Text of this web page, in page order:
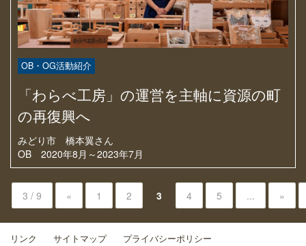
OB・OG活動紹介
「わらべ工房」の運営を主軸に資源の町
の再復興へ
みどり市 橋本翼さん
OB 2020年8月～2023年7月
3 / 9 « 1 2 3 4 5 ... »
リンク サイトマップ プライバシーポリシー